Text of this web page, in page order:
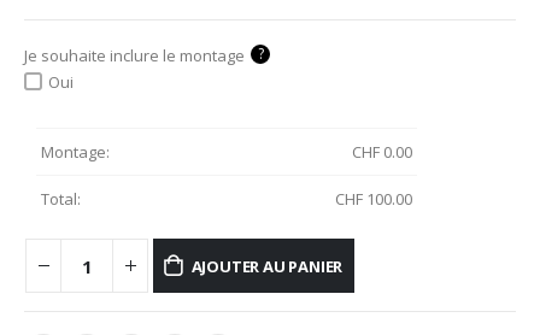
Je souhaite inclure le montage ?
Oui
Montage: CHF 0.00
Total: CHF 100.00
AJOUTER AU PANIER